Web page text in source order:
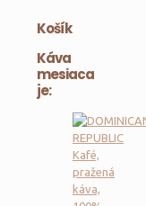
Košík
Káva
mesiaca
je: